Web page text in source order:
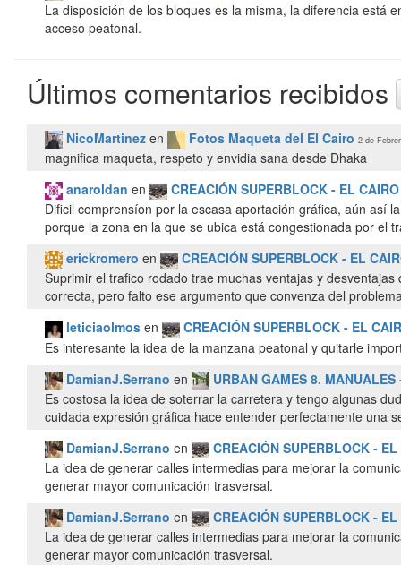
La disposición de los bloques es la misma, la diferencia está
acceso peatonal.
Últimos comentarios recibidos
NicoMartinez en Fotos Maqueta del El Cairo 2 de
magnifica maqueta, respeto y envidia sana desde Dhaka
anaroldan en
CREACIÓN SUPERBLOCK - EL CAIRO
Dificil comprensíon por la escasa aportación gráfica, aún así
porque la zona en la que se ubica está congestionada por el
erickromero en
CREACIÓN SUPERBLOCK - EL
Suprimir el trafico rodado trae muchas ventajas y
correcta, pero falto ese argumento que convenza del
leticiaolmos en
CREACIÓN SUPERBLOCK - EL
Es interesante la idea de la manzana peatonal y quitarle
DamianJ.Serrano en
URBAN GAMES 8. MANUALES
Es costosa la idea de soterrar la carretera y tengo algunas
cuidada expresión gráfica hace entender perfectamente una
DamianJ.Serrano en
CREACIÓN SUPERBLOCK -
La idea de generar calles intermedias para mejorar la
generar mayor comunicación trasversal.
DamianJ.Serrano en
CREACIÓN SUPERBLOCK -
La idea de generar calles intermedias para mejorar la
generar mayor comunicación trasversal.